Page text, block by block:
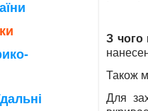
З чого
Також
Для